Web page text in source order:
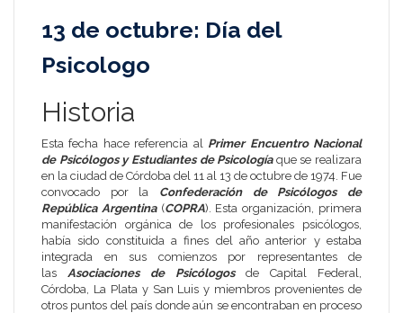
13 de octubre: Día del
Psicologo
Historia
Esta fecha hace referencia al Primer Encuentro Nacional
de Psicólogos y Estudiantes de Psicologíaque se realizara
en la ciudad de Córdoba del 11 al 13 de octubre de 1974. Fue
convocado por la Confederación de Psicólogos de
República Argentina(COPRA). Esta organización, primera
manifestación orgánica de los profesionales psicólogos,
había sido constituida a fines del año anterior y estaba
integrada en sus comienzos por representantes de
las Asociaciones de Psicólogosde Capital Federal
Córdoba
La Plata y San Luis y miembros provenientes de
otros puntos del país donde aún se encontraban en proceso